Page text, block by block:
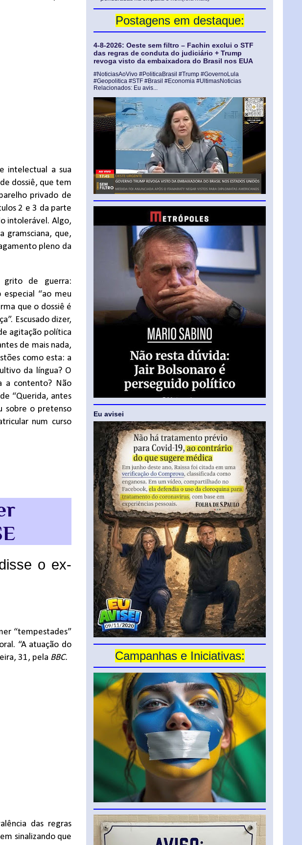
intelectual a sua
dossiê, que tem
privado de
2 e 3 da parte
intolerável. Algo,
gramsciana, que,
pleno da
grito de guerra:
especial “ao meu
que o dossiê é
Escusado dizer,
agitação política
de mais nada,
como esta: a
da língua? O
a contento? Não
“Querida, antes
sobre o pretenso
num curso
o ex-
“tempestades”
“A atuação do
31, pela BBC.
das regras
sinalizando que
Postagens em destaque:
4-8-2026: Oeste sem filtro – Fachin exclui o STF
das regras de conduta do judiciário + Trump
revoga visto da embaixadora do Brasil nos EUA
#NoticiasAoVivo #PoliticaBrasil #Trump #GovernoLula
#Geopolitica #STF #Brasil #Economia #UltimasNoticias
Relacionados: Eu avis...
Eu avisei
Campanhas e Iniciativas: